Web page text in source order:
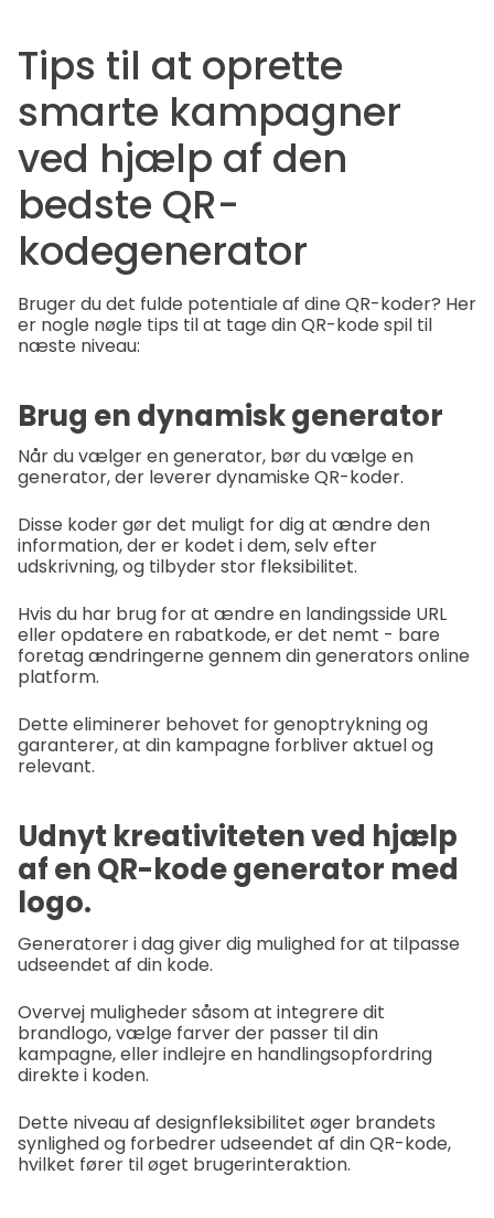
Tips til at oprette
smarte kampagner
ved hjælp af den
bedste QR-
kodegenerator
Bruger du det fulde potentiale af dine QR-koder? Her
er nogle nøgle tips til at tage din QR-kode spil til
næste niveau:
Brug en dynamisk generator
Når du vælger en generator, bør du vælge en
generator, der leverer dynamiske QR-koder.
Disse koder gør det muligt for dig at ændre den
information, der er kodet i dem, selv efter
udskrivning, og tilbyder stor fleksibilitet.
Hvis du har brug for at ændre en landingsside URL
eller opdatere en rabatkode, er det nemt - bare
foretag ændringerne gennem din generators online
platform.
Dette eliminerer behovet for genoptrykning og
garanterer, at din kampagne forbliver aktuel og
relevant.
Udnyt kreativiteten ved hjælp
af en QR-kode generator med
logo.
Generatorer i dag giver dig mulighed for at tilpasse
udseendet af din kode.
Overvej muligheder såsom at integrere dit
brandlogo, vælge farver der passer til din
kampagne, eller indlejre en handlingsopfordring
direkte i koden.
Dette niveau af designfleksibilitet øger brandets
synlighed og forbedrer udseendet af din QR-kode,
hvilket fører til øget brugerinteraktion.